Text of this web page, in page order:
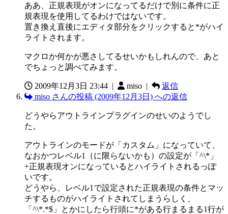
ああ、正規表現がオンになってるだけで別に条件に正
規表現を使用してるわけではないです。
置き換え直後にエディタ部分をクリックすると*がハイ
ライトされます。
マクロか何かが悪さしてるせいかもしれんので、あと
でちょっと調べてみます。
2009年12月3日 23:44 | miso |
返信
miso さんの投稿 (2009年12月3日) への返信
どうやらアウトラインプラグインのせいのようでし
た。
アウトラインのモードが「カスタム」になっていて、
なおかつレベル1（に限らないかも）の設定が「^\*」
+正規表現オンになっているとハイライトされるっぽ
いです。
どうやら、レベル1で設定された正規表現の条件とマッ
チするものがハイライトされてしまうらしく、
「^\*.*$」とかにしたら行頭に*がある行まるまる1行が